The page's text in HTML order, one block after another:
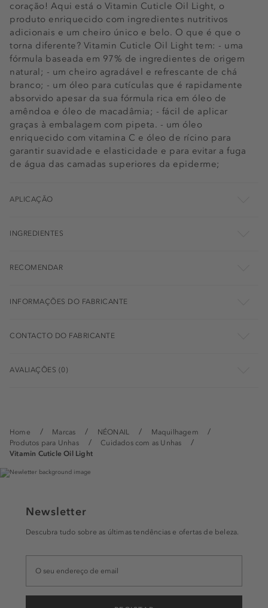
Home Marcas NÉONAIL
Maquilhagem
Produtos para Unhas
Cuidados com as Unhas
Vitamin Cuticle Oil Light
coração! Aqui está o Vitamin Cuticle Oil Light, o
produto enriquecido com ingredientes nutritivos
adicionais e um cheiro único e belo. O que é que o
torna diferente? Vitamin Cuticle Oil Light tem: - uma
fórmula baseada em 97% de ingredientes de origem
natural; - um cheiro agradável e refrescante de chá
branco; - um óleo para cutículas que é rapidamente
absorvido apesar da sua fórmula rica em óleo de
amêndoa e óleo de macadâmia; - fácil de aplicar
graças à embalagem com pipeta. - um óleo
enriquecido com vitamina C e óleo de rícino para
garantir suavidade e elasticidade e para evitar a fuga
de água das camadas superiores da epiderme;
APLICAÇÃO
INGREDIENTES
RECOMENDAR
INFORMAÇÕES DO FABRICANTE
CONTACTO DO FABRICANTE
AVALIAÇÕES (0)
Newsletter
Descubra tudo sobre as últimas tendências e ofertas de beleza.